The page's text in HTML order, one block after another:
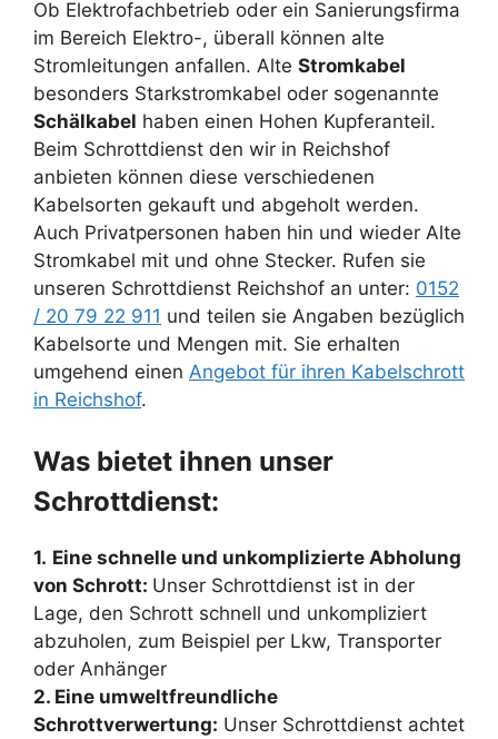
Ob Elektrofachbetrieb oder ein Sanierungsfirma
im Bereich Elektro-, überall können alte
Stromleitungen anfallen. Alte Stromkabel
besonders Starkstromkabel oder sogenannte
Schälkabel haben einen Hohen Kupferanteil.
Beim Schrottdienst den wir in Reichshof
anbieten können diese verschiedenen
Kabelsorten gekauft und abgeholt werden.
Auch Privatpersonen haben hin und wieder Alte
Stromkabel mit und ohne Stecker. Rufen sie
unseren Schrottdienst Reichshof an unter: 0152
/ 20 79 22 911 und teilen sie Angaben bezüglich
Kabelsorte und Mengen mit. Sie erhalten
umgehend einen Angebot für ihren Kabelschrott
in Reichshof.
Was bietet ihnen unser
Schrottdienst:
1. Eine schnelle und unkomplizierte Abholung
von Schrott: Unser Schrottdienst ist in der
Lage, den Schrott schnell und unkompliziert
abzuholen, zum Beispiel per Lkw, Transporter
oder Anhänger
2. Eine umweltfreundliche
Schrottverwertung: Unser Schrottdienst achtet